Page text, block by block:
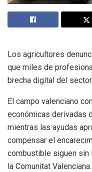
Los agricultores
que miles de
brecha digital del sector
El campo valenciano
económicas derivadas
mientras las ayudas
compensar el
combustible siguen sin
la Comunitat Valenciana.